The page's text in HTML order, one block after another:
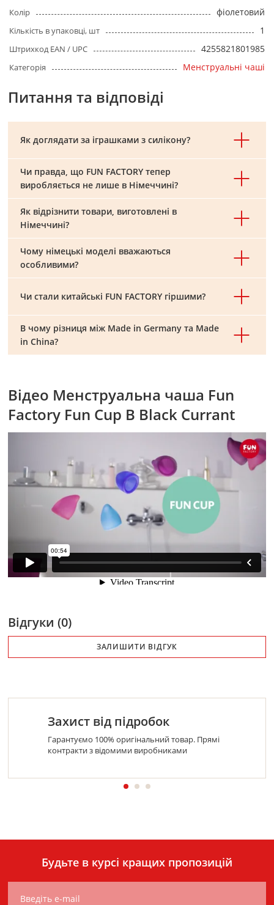
Колір фіолетовий
Кількість в упаковці, шт 1
Штрихкод EAN / UPC 4255821801985
Категорія Менструальні чаші
Питання та відповіді
Як доглядати за іграшками з силікону?
Чи правда, що FUN FACTORY тепер
виробляється не лише в Німеччині?
Як відрізнити товари, виготовлені в
Німеччині?
Чому німецькі моделі вважаються
особливими?
Чи стали китайські FUN FACTORY гіршими?
В чому різниця між Made in Germany та Made
in China?
Відео Менструальна чаша Fun
Factory Fun Cup B Black Currant
Відгуки (0)
ЗАЛИШИТИ ВІДГУК
Захист від підробок
Гарантуємо 100% оригінальний товар. Прямі
контракти з відомими виробниками
Будьте в курсі кращих пропозицій
Введіть e-mail